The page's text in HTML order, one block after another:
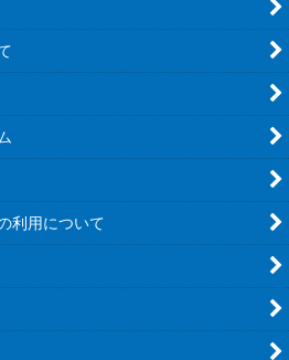
利用について